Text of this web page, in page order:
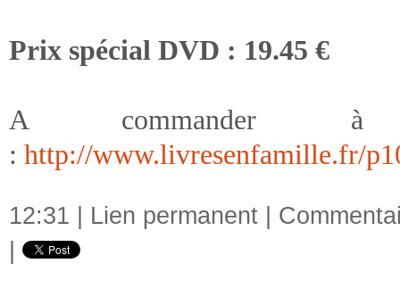
Prix spécial DVD : 19.45 €
A commander
: http://www.livresenfamille.fr/
12:31 | Lien permanent